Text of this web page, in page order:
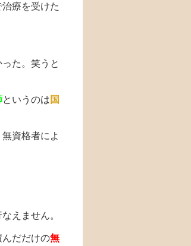
療を受けた
た。笑うと
というのは 国
資格者によ
えません。
だだけの無